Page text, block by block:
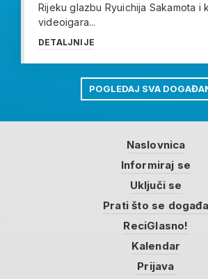
Rijeku glazbu Ryuichija Sakamota i
videoigara...
DETALJNIJE
POGLEDAJ SVA
Naslovnica
Informiraj se
Uključi se
Prati što se događa
ReciGlasno!
Kalendar
Prijava